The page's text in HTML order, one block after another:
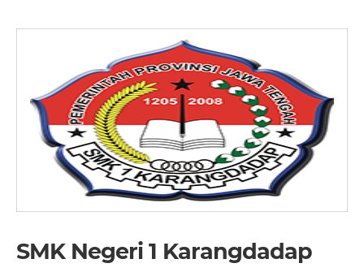
SMK Negeri 1 Karangdadap